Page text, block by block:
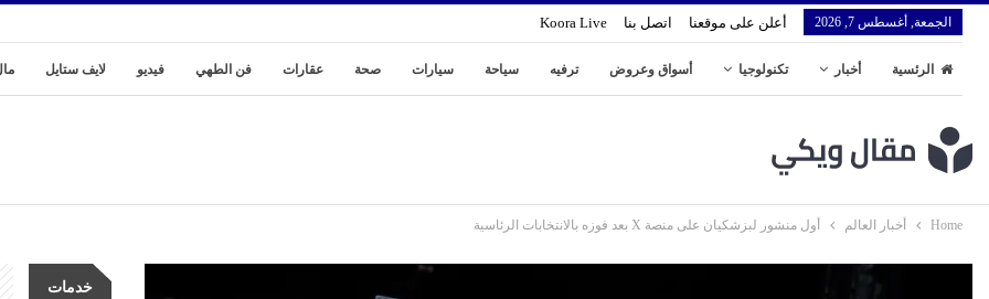
الجمعة, أغسطس 7, 2026 أعلن على موقعنا اتصل بنا Koora Live
الرئسية أخبار تكنولوجيا أسواق وعروض ترفيه سياحة سيارات صحة عقارات فن الطهي فيديو لايف ستايل
Home أخبار العالم أول منشور لبزشكيان على منصة X بعد فوزه بالانتخابات الرئاسية
خدمات